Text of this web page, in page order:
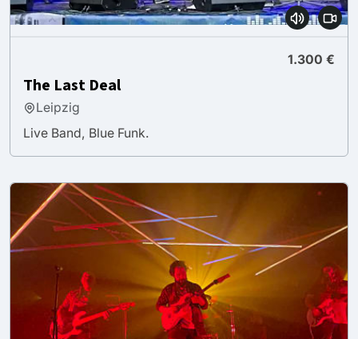
1.300 €
The Last Deal
Leipzig
Live Band, Blue Funk.